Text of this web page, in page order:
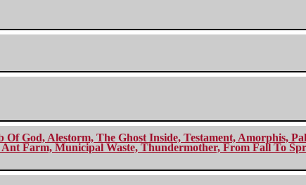
God, Alestorm, The Ghost Inside, Testament, Amorphis,
Farm, Municipal Waste, Thundermother, From Fall To